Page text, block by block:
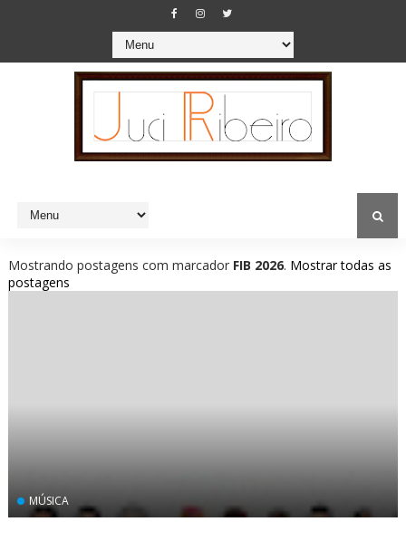
Mostrando postagens com marcador FIB 2026. Mostrar todas as
postagens
MÚSICA